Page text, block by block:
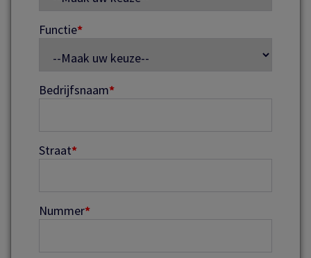
Functie*
Bedrijfsnaam*
Straat*
Nummer*